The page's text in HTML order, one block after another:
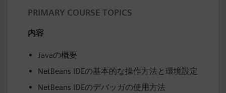
PRIMARY COURSE TOPICS
内容
Javaの概要
NetBeans IDEの基本的な操作方法と環境設定
NetBeans IDEのデバッガの使用方法